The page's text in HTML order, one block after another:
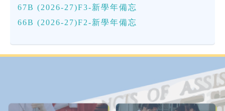
67B (2026-27)F3-新學年備忘
66B (2026-27)F2-新學年備忘